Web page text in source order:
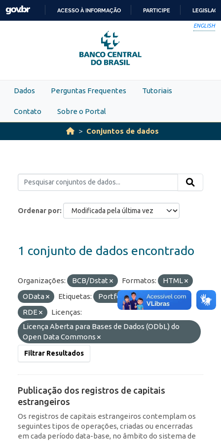
Skip to main content
PARA
O
CONTEÚDO
ACESSO À INFORMAÇÃO PARTICIPE
ENGLISH
Dados Perguntas Frequentes Tutoriais
Contato Sobre o Portal
Conjuntos de dados
Ordenar por
1 conjunto de dados encontrado
Organizações: BCB/Dstat Formatos:
HTML
OData
Etiquetas: Portfólio
ROF
RDE
Licenças:
Licença Aberta para Bases de Dados (ODbL) do
Open Data Commons
Filtrar Resultados
Publicação dos registros de capitais
estrangeiros
Os registros de capitais estrangeiros contemplam os
seguintes tipos de operações, criadas ou encerradas
em cada período data-base, no âmbito do sistema de